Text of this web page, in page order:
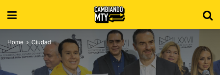
Home Ciudad